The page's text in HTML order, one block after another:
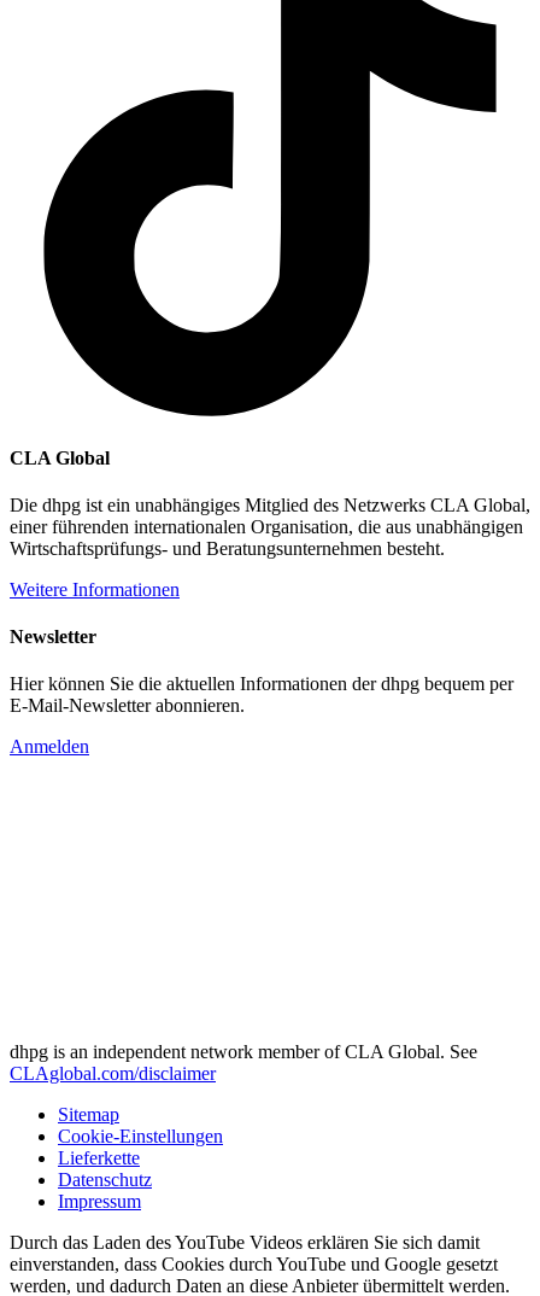
CLA Global
Die dhpg ist ein unabhängiges Mitglied des Netzwerks CLA Global,
einer führenden internationalen Organisation, die aus unabhängigen
Wirtschaftsprüfungs- und Beratungsunternehmen besteht.
Weitere Informationen
Newsletter
Hier können Sie die aktuellen Informationen der dhpg bequem per
E-Mail-Newsletter abonnieren.
Anmelden
dhpg is an independent network member of CLA Global. See
CLAglobal.com/disclaimer
Sitemap
Cookie-Einstellungen
Lieferkette
Datenschutz
Impressum
Durch das Laden des YouTube Videos erklären Sie sich damit
einverstanden, dass Cookies durch YouTube und Google gesetzt
werden, und dadurch Daten an diese Anbieter übermittelt werden.